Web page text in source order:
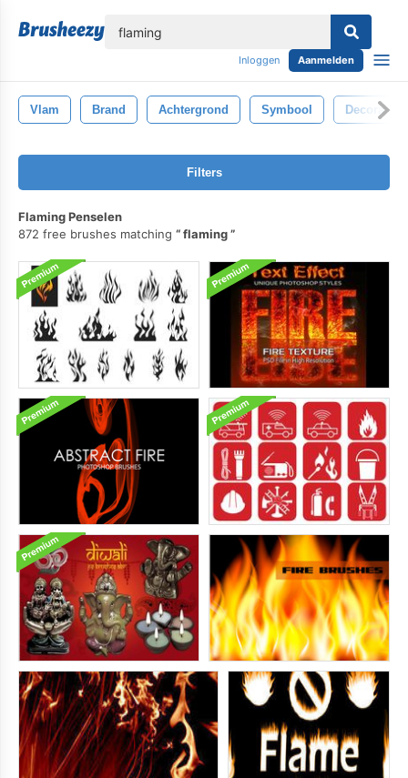
Inloggen Aanmelden
Vlam Brand Achtergrond Symbool Decoratie
Filters
Flaming Penselen
872 free brushes matching
flaming